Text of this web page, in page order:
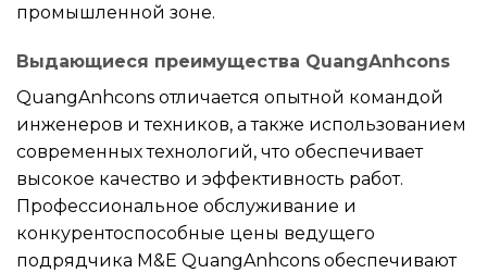
промышленной зоне.
Выдающиеся преимущества QuangAnhcons
QuangAnhcons отличается опытной командой
инженеров и техников, а также использованием
современных технологий, что обеспечивает
высокое качество и эффективность работ.
Профессиональное обслуживание и
конкурентоспособные цены ведущего
подрядчика M&E QuangAnhcons обеспечивают